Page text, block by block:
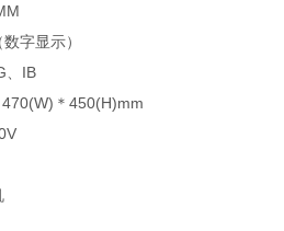
字显示）
、IB
＊450(H)mm